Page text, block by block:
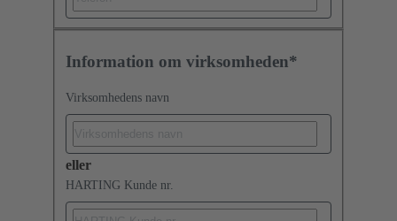
Information om virksomheden*
Virksomhedens navn
eller
HARTING Kunde nr.